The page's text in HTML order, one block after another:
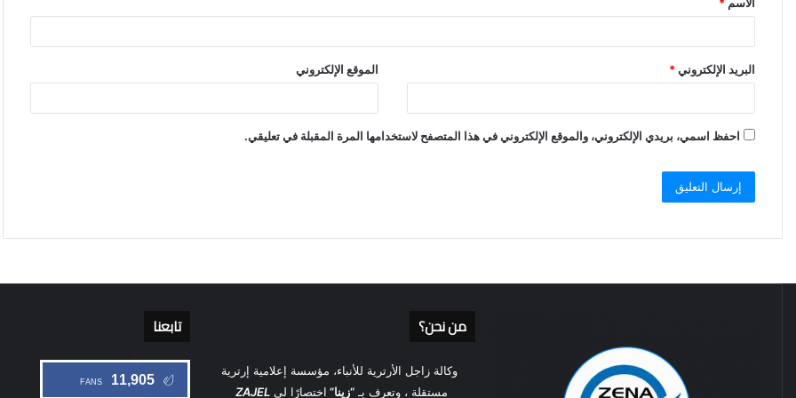
*
الاسم *
البريد الإلكتروني* الموقع الإلكتروني
احفظ اسمي، بريدي الإلكتروني، والموقع الإلكتروني في هذا المتصفح لاستخدامها المرة المقبلة في تعليقي.
من نحن؟
وكالة زاجل الأرترية للأنباء، مؤسسة إعلامية إرترية
مستقلة ، وتعرف بـ“زينا” اختصارًا ليZAJEL
تابعنا
11,905
FANS